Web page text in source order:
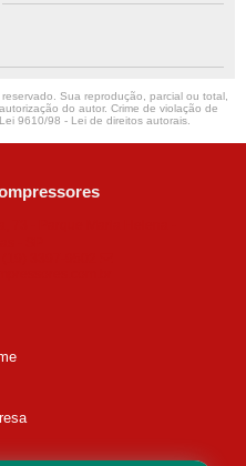
Sua reprodução, parcial ou total,
do autor. Crime de violação de
Lei 9610/98 - Lei de direitos autorais.